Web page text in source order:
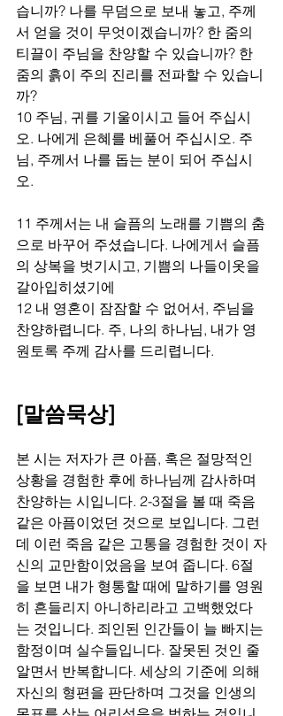
습니까? 나를 무덤으로 보내 놓고, 주께
서 얻을 것이 무엇이겠습니까? 한 줌의
티끌이 주님을 찬양할 수 있습니까? 한
줌의 흙이 주의 진리를 전파할 수 있습니
까?
10 주님, 귀를 기울이시고 들어 주십시
오. 나에게 은혜를 베풀어 주십시오. 주
님, 주께서 나를 돕는 분이 되어 주십시
오.
11 주께서는 내 슬픔의 노래를 기쁨의 춤
으로 바꾸어 주셨습니다. 나에게서 슬픔
의 상복을 벗기시고, 기쁨의 나들이옷을
갈아입히셨기에
12 내 영혼이 잠잠할 수 없어서, 주님을
찬양하렵니다. 주, 나의 하나님, 내가 영
원토록 주께 감사를 드리렵니다.
[말씀묵상]
본 시는 저자가 큰 아픔, 혹은 절망적인
상황을 경험한 후에 하나님께 감사하며
찬양하는 시입니다. 2-3절을 볼 때 죽음
같은 아픔이었던 것으로 보입니다. 그런
데 이런 죽음 같은 고통을 경험한 것이 자
신의 교만함이었음을 보여 줍니다. 6절
을 보면 내가 형통할 때에 말하기를 영원
히 흔들리지 아니하리라고 고백했었다
는 것입니다. 죄인된 인간들이 늘 빠지는
함정이며 실수들입니다. 잘못된 것인 줄
알면서 반복합니다. 세상의 기준에 의해
자신의 형편을 판단하며 그것을 인생의